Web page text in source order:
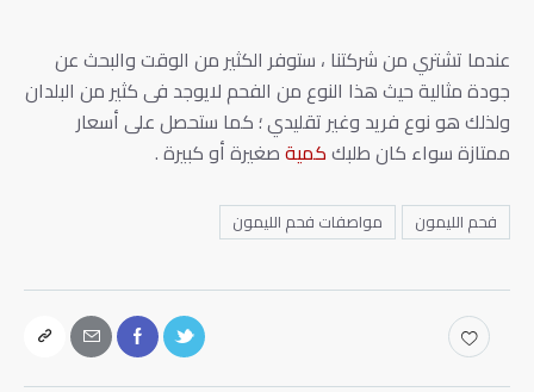
عندما تشتري من شركتنا ، ستوفر الكثير من الوقت والبحث عن
جودة مثالية حيث هذا النوع من الفحم لايوجد فى كثير من البلدان
ولذلك هو نوع فريد وغير تقليدي ؛ كما ستحصل على أسعار
ممتازة سواء كان طلبككميةصغيرة أو كبيرة .
فحم الليمون مواصفات فحم الليمون